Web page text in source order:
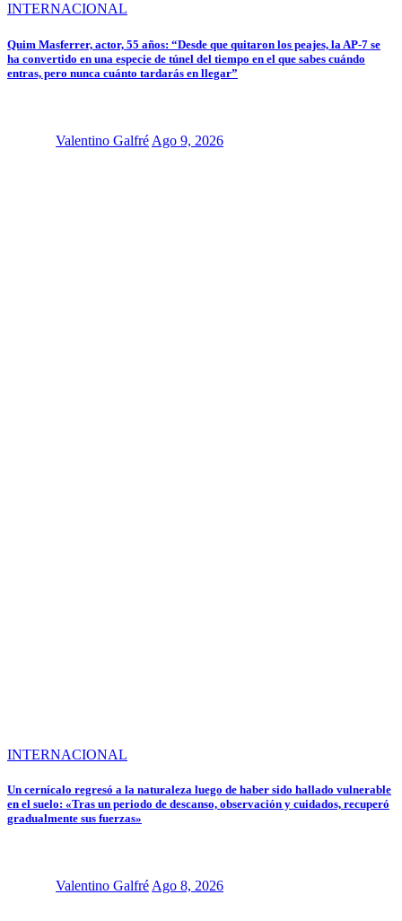
INTERNACIONAL
Quim Masferrer, actor, 55 años: “Desde que quitaron los peajes, la AP-7 se
ha convertido en una especie de túnel del tiempo en el que sabes cuándo
entras, pero nunca cuánto tardarás en llegar”
Valentino Galfré Ago 9, 2026
INTERNACIONAL
Un cernícalo regresó a la naturaleza luego de haber sido hallado vulnerable
en el suelo: «Tras un periodo de descanso, observación y cuidados, recuperó
gradualmente sus fuerzas»
Valentino Galfré Ago 8, 2026